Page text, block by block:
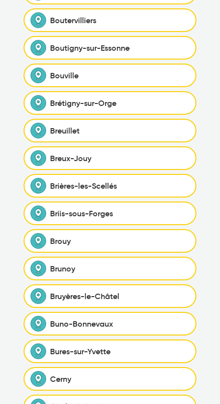
Boutervilliers
Boutigny-sur-Essonne
Bouville
Brétigny-sur-Orge
Breuillet
Breux-Jouy
Brières-les-Scellés
Briis-sous-Forges
Brouy
Brunoy
Bruyères-le-Châtel
Buno-Bonnevaux
Bures-sur-Yvette
Cerny